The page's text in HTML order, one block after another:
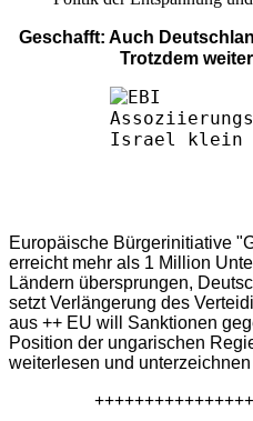
Geschafft: Auch
Trotzdem
Europäische Bürgerinitiative
erreicht mehr als 1 Million
Ländern übersprungen,
setzt Verlängerung des
aus ++ EU will Sanktionen
Position der ungarischen
weiterlesen und unterzeichnen